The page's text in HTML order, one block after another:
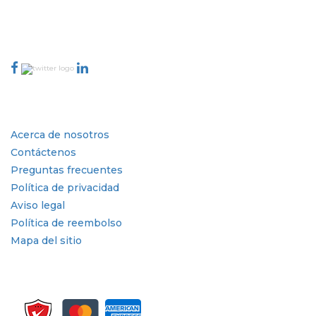
Acerca de nosotros
Contáctenos
Preguntas frecuentes
Política de privacidad
Aviso legal
Política de reembolso
Mapa del sitio